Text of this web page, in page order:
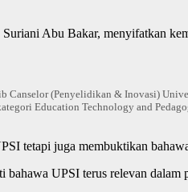
Abu Bakar, menyifatkan
Canselor (Penyelidikan & Inovasi)
Education Technology and
tetapi juga membuktikan
UPSI terus relevan